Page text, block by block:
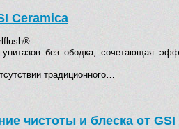
Ceramica
без ободка, сочетающая
традиционного…
чистоты и блеска от GSI